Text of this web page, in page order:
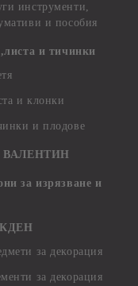
инструменти,
и пособия
и тичинки
и клонки
и плодове
ВАЛЕНТИН
за изрязване и
за декорация
за декорация